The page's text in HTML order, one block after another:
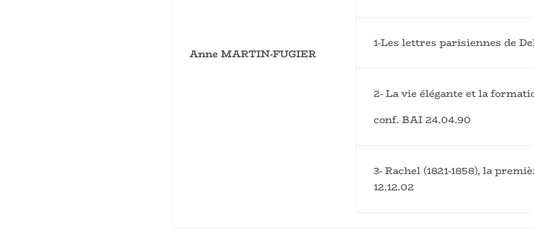
Anne MARTIN-FUGIER
1-Les lettres parisiennes de
2- La vie élégante et la
conf. BAI 24.04.90
3- Rachel (1821-1858), la
12.12.02